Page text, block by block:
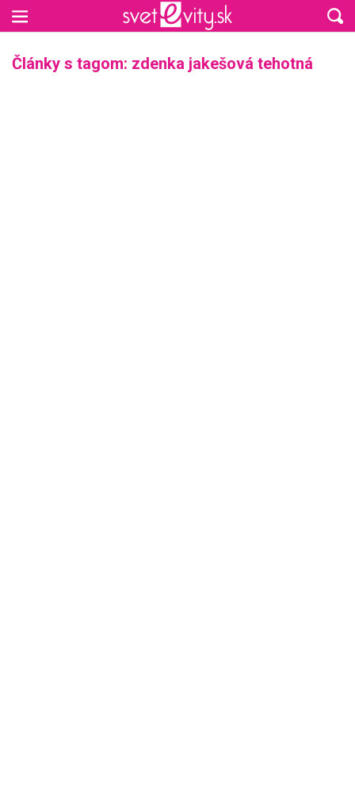
Články s tagom: zdenka jakešová tehotná